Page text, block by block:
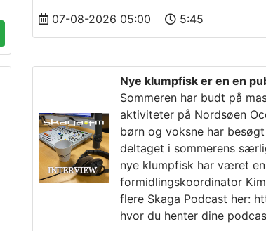
07-08-2026 05:00 5:45
Nye klumpfisk er en en
Sommeren har budt på
aktiviteter på Nordsøen
børn og voksne har
deltaget i sommerens
nye klumpfisk har været
formidlingskoordinator
flere Skaga Podcast her:
hvor du henter dine